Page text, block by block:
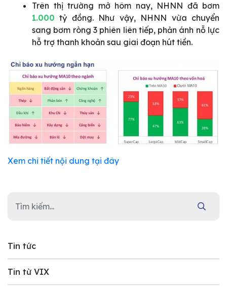
Tin tức
Tin từ VIX
Trên thị trường mở hôm nay, NHNN đã bơm
1.000 tỷ đồng. Như vậy, NHNN vừa chuyển
sang bơm ròng 3 phiên liên tiếp, phản ánh nỗ lực
hỗ trợ thanh khoản sau giai đoạn hút tiền.
Xem chi tiết nội dung tại đây